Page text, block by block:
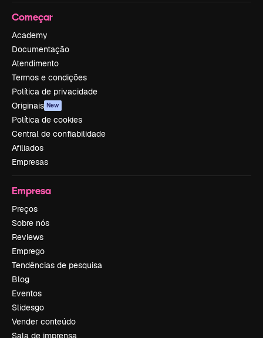
Começar
Academy
Documentação
Atendimento
Termos e condições
Política de privacidade
Originais New
Política de cookies
Central de confiabilidade
Afiliados
Empresas
Empresa
Preços
Sobre nós
Reviews
Emprego
Tendências de pesquisa
Blog
Eventos
Slidesgo
Vender conteúdo
Sala de imprensa